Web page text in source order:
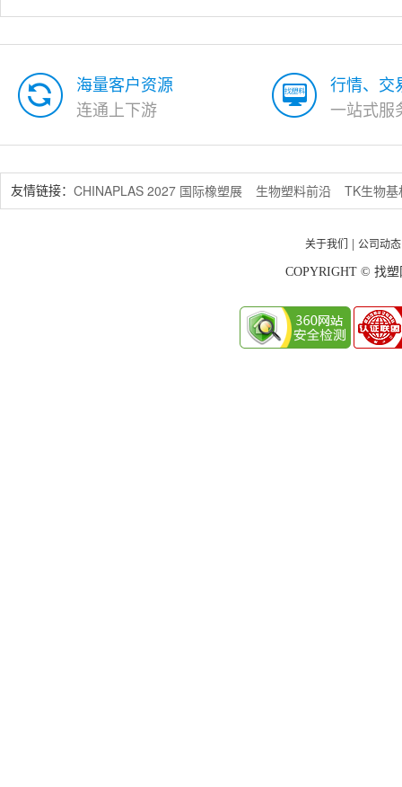
海量客户资源
连通上下游
行情、交
一站式服
友情链接： CHINAPLAS 2027 国际橡塑展 生物塑料前沿 TK生物
关于我们 公司动态
COPYRIGHT © 找塑